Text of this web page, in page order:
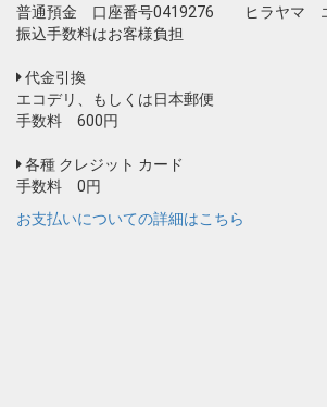
普通預金 口座番号0419276 ヒラヤマ
振込手数料はお客様負担
代金引換
エコデリ、もしくは日本郵便
手数料 600円
各種 クレジット カード
手数料 0円
お支払いについての詳細はこちら